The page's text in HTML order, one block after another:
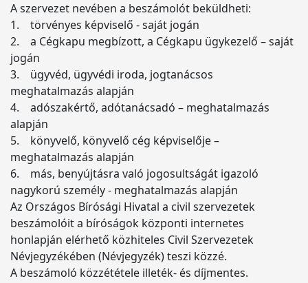
A szervezet nevében a beszámolót beküldheti:
1. törvényes képviselő - saját jogán
2. a Cégkapu megbízott, a Cégkapu ügykezelő – saját
jogán
3. ügyvéd, ügyvédi iroda, jogtanácsos
meghatalmazás alapján
4. adószakértő, adótanácsadó – meghatalmazás
alapján
5. könyvelő, könyvelő cég képviselője –
meghatalmazás alapján
6. más, benyújtásra való jogosultságát igazoló
nagykorú személy - meghatalmazás alapján
Az Országos Bírósági Hivatal a civil szervezetek
beszámolóit a bíróságok központi internetes
honlapján elérhető közhiteles Civil Szervezetek
Névjegyzékében (Névjegyzék) teszi közzé.
A beszámoló közzététele illeték- és díjmentes.